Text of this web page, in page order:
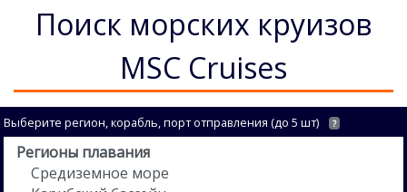
Поиск морских круизов
MSC Cruises
Выберите регион, корабль, порт отправления (до 5 шт) ?